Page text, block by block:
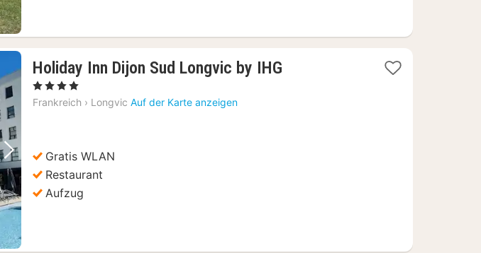
Nächstes Bild
Holiday Inn Dijon Sud Longvic by IHG
, 4 Sterne
Frankreich › Longvic Auf der Karte anzeigen
Gratis WLAN
Restaurant
Aufzug